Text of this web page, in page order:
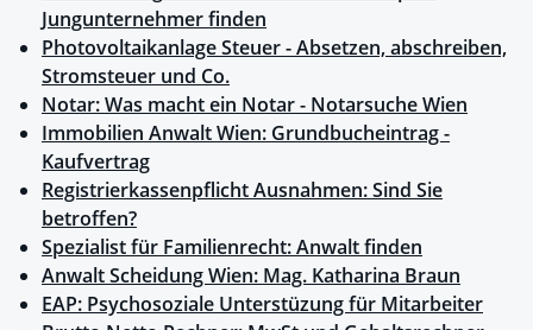
Jungunternehmer finden
Photovoltaikanlage Steuer - Absetzen, abschreiben,
Stromsteuer und Co.
Notar: Was macht ein Notar - Notarsuche Wien
Immobilien Anwalt Wien: Grundbucheintrag -
Kaufvertrag
Registrierkassenpflicht Ausnahmen: Sind Sie
betroffen?
Spezialist für Familienrecht: Anwalt finden
Anwalt Scheidung Wien: Mag. Katharina Braun
EAP: Psychosoziale Unterstüzung für Mitarbeiter